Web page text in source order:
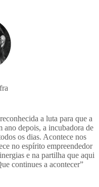
a luta para que a
ano depois, a incubadora de
os dias. Acontece nos
no espírito empreendedor
e na partilha que aqui
continues a acontecer”